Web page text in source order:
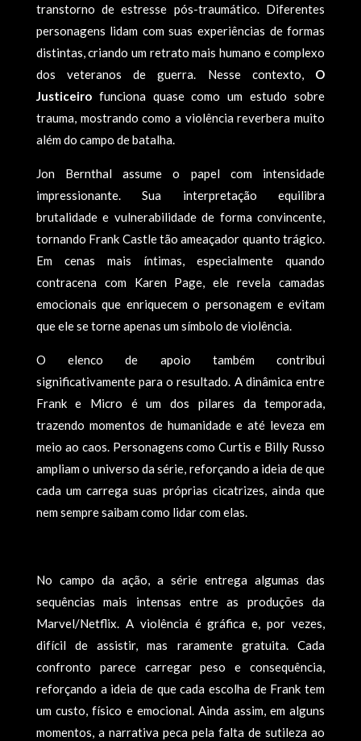
transtorno de estresse pós-traumático. Diferentes
personagens lidam com suas experiências de formas
distintas, criando um retrato mais humano e complexo
dos veteranos de guerra. Nesse contexto, O
Justiceirofunciona quase como um estudo sobre
trauma, mostrando como a violência reverbera muito
além do campo de batalha.
Jon Bernthal assume o papel com intensidade
impressionante. Sua interpretação equilibra
brutalidade e vulnerabilidade de forma convincente,
tornando Frank Castle tão ameaçador quanto trágico.
Em cenas mais íntimas, especialmente quando
contracena com Karen Page, ele revela camadas
emocionais que enriquecem o personagem e evitam
que ele se torne apenas um símbolo de violência.
O elenco de apoio também contribui
significativamente para o resultado. A dinâmica entre
Frank e Micro é um dos pilares da temporada,
trazendo momentos de humanidade e até leveza em
meio ao caos. Personagens como Curtis e Billy Russo
ampliam o universo da série, reforçando a ideia de que
cada um carrega suas próprias cicatrizes, ainda que
nem sempre saibam como lidar com elas.
No campo da ação, a série entrega algumas das
sequências mais intensas entre as produções da
Marvel/Netflix. A violência é gráfica e, por vezes,
difícil de assistir, mas raramente gratuita. Cada
confronto parece carregar peso e consequência,
reforçando a ideia de que cada escolha de Frank tem
um custo, físico e emocional. Ainda assim, em alguns
momentos, a narrativa peca pela falta de sutileza ao